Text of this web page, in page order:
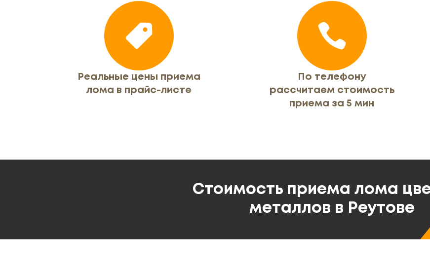
Реальные цены приема
лома в прайс-листе
По телефону
рассчитаем стоимость
приема за 5 мин
Стоимость приема лома
металлов в Реутове